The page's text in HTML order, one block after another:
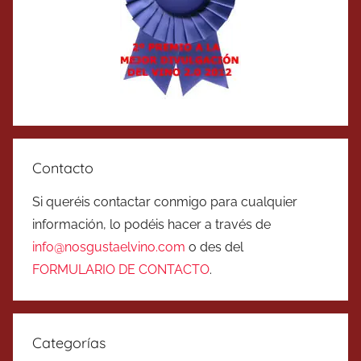
Contacto
Si queréis contactar conmigo para cualquier
información, lo podéis hacer a través de
info@nosgustaelvino.com o des del
FORMULARIO DE CONTACTO.
Categorías